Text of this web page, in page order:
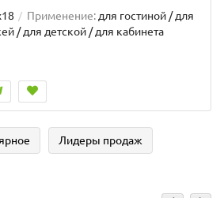
Применение:для гостиной / для
/ для детской / для кабинета
Лидеры продаж